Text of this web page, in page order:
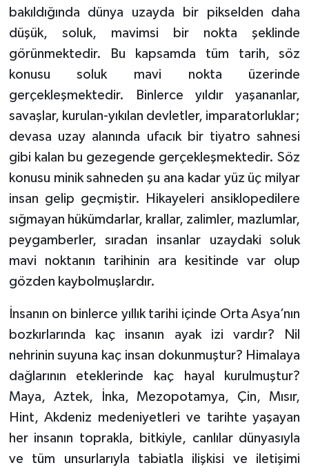
bakıldığında dünya uzayda bir pikselden daha
düşük, soluk, mavimsi bir nokta şeklinde
görünmektedir. Bu kapsamda tüm tarih, söz
konusu soluk mavi nokta üzerinde
gerçekleşmektedir. Binlerce yıldır yaşananlar,
savaşlar, kurulan-yıkılan devletler, imparatorluklar;
devasa uzay alanında ufacık bir tiyatro sahnesi
gibi kalan bu gezegende gerçekleşmektedir. Söz
konusu minik sahneden şu ana kadar yüz üç milyar
insan gelip geçmiştir. Hikayeleri ansiklopedilere
sığmayan hükümdarlar, krallar, zalimler, mazlumlar,
peygamberler, sıradan insanlar uzaydaki soluk
mavi noktanın tarihinin ara kesitinde var olup
gözden kaybolmuşlardır.
İnsanın on binlerce yıllık tarihi içinde Orta Asya’nın
bozkırlarında kaç insanın ayak izi vardır? Nil
nehrinin suyuna kaç insan dokunmuştur? Himalaya
dağlarının eteklerinde kaç hayal kurulmuştur?
Maya, Aztek, İnka, Mezopotamya, Çin, Mısır,
Hint, Akdeniz medeniyetleri ve tarihte yaşayan
her insanın toprakla, bitkiyle, canlılar dünyasıyla
ve tüm unsurlarıyla tabiatla ilişkisi ve iletişimi
Erzurum Müftülüğü
Eskişehir Müftülüğü
Gaziantep Müftülüğü
Giresun Müftülüğü
Gümüşhane Müftülüğü
Hakkari Müftülüğü
Hatay Müftülüğü
Iğdır Müftülüğü
Isparta Müftülüğü
İstanbul Müftülüğü
İzmir Müftülüğü
Kahramanmaraş Müftülüğü
Karabük Müftülüğü